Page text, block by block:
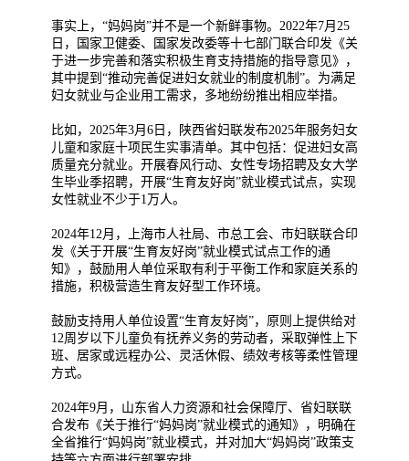
事实上，“妈妈岗”并不是一个新鲜事物。2022年7月25
日，国家卫健委、国家发改委等十七部门联合印发《关
于进一步完善和落实积极生育支持措施的指导意见》，
其中提到“推动完善促进妇女就业的制度机制”。为满足
妇女就业与企业用工需求，多地纷纷推出相应举措。
比如，2025年3月6日，陕西省妇联发布2025年服务妇女
儿童和家庭十项民生实事清单。其中包括：促进妇女高
质量充分就业。开展春风行动、女性专场招聘及女大学
生毕业季招聘，开展“生育友好岗”就业模式试点，实现
女性就业不少于1万人。
2024年12月，上海市人社局、市总工会、市妇联联合印
发《关于开展“生育友好岗”就业模式试点工作的通
知》，鼓励用人单位采取有利于平衡工作和家庭关系的
措施，积极营造生育友好型工作环境。
鼓励支持用人单位设置“生育友好岗”，原则上提供给对
12周岁以下儿童负有抚养义务的劳动者，采取弹性上下
班、居家或远程办公、灵活休假、绩效考核等柔性管理
方式。
2024年9月，山东省人力资源和社会保障厅、省妇联联
合发布《关于推行“妈妈岗”就业模式的通知》，明确在
全省推行“妈妈岗”就业模式，并对加大“妈妈岗”政策支